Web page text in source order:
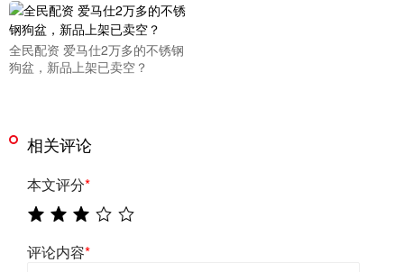
全民配资 爱马仕2万多的不锈钢
狗盆，新品上架已卖空？
相关评论
本文评分*
评论内容*